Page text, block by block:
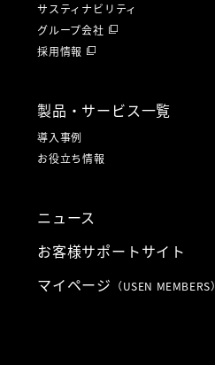
サスティナビリティ
グループ会社
採用情報
製品・サービス一覧
導入事例
お役立ち情報
ニュース
お客様サポートサイト
マイページ （USEN MEMBERS）